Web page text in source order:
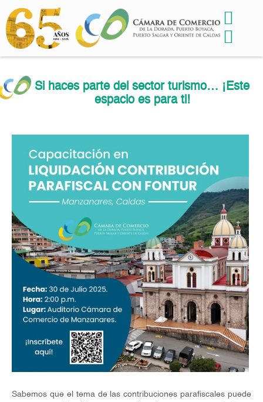
Si haces parte del sector turismo… ¡Este
espacio es para ti!
Sabemos que el tema de las contribuciones parafiscales puede